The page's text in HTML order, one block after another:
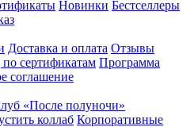
Новинки Бестселлеры
Доставка и оплата Отзывы
по сертификатам Программа
соглашение
«После полуночи»
коллаб Корпоративные